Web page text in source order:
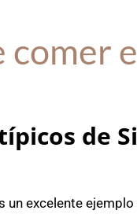
comer
de
un excelente